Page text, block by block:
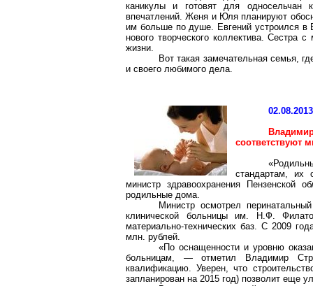
каникулы и готовят для
впечатлений. Женя и Юля планируют
им больше по душе. Евгений устроился в
нового творческого коллектива.
жизни.
Вот такая замечательная семья,
и своего любимого дела.
02.08.2013
соответствуют
стандартам, их
министр здравоохранения Пензенской
родильные дома.
Министр осмотрел
клинической больницы им. Н.Ф.
материально-технических баз. С 2009
млн. рублей.
«По оснащенности и уровню
больницам, — отметил Владимир
квалификацию. Уверен, что
запланирован на 2015 год) позволит еще